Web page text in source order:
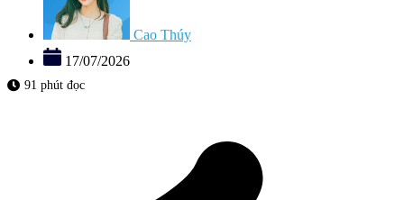
Cao Thúy
17/07/2026
91 phút đọc